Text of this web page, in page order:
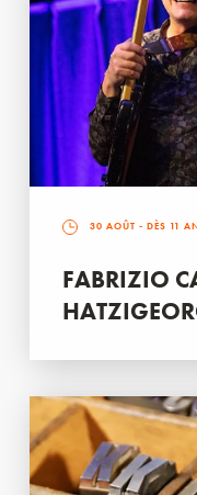
30 AOÛT - DÈS 11
FABRIZIO